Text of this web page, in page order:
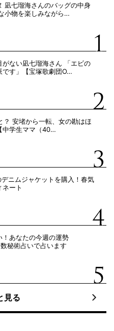
凪七瑠海さんのバッグの中身
小物を楽しみながら…
がない凪七瑠海さん 「エビの
です」【宝塚歌劇団O…
？ 安堵から一転、女の勘はほ
中学生ママ（40…
ニムジャケットを購入！春気
ート
！あなたの今週の運勢
秘術占いで占います
見る